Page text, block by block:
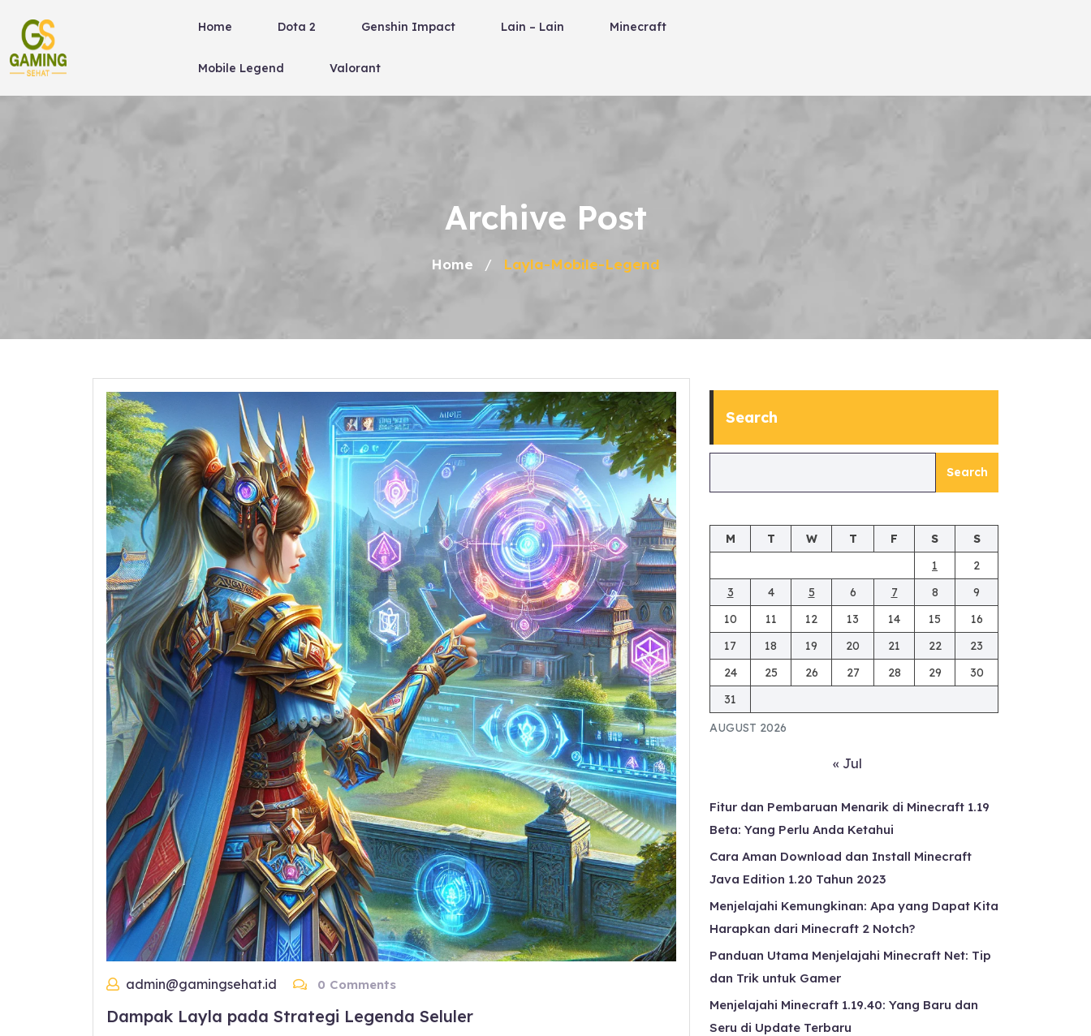
content
Home Dota 2 Genshin Impact Lain – Lain Minecraft
Mobile Legend Valorant
Archive Post
Home / Layla-Mobile-Legend
admin@gamingsehat.id 0 Comments
Dampak Layla pada Strategi Legenda Seluler
Search
Search
AUGUST 2026
M T W T F S
S
1
2
3
4 5 6 7 8
9
10
11 12 13 14 15
16
17
18 19 20 21 22
23
24
25 26 27 28 29
30
31
« Jul
Fitur dan Pembaruan Menarik di Minecraft 1.19
Beta: Yang Perlu Anda Ketahui
Cara Aman Download dan Install Minecraft
Java Edition 1.20 Tahun 2023
Menjelajahi Kemungkinan: Apa yang Dapat Kita
Harapkan dari Minecraft 2 Notch?
Panduan Utama Menjelajahi Minecraft Net: Tip
dan Trik untuk Gamer
Menjelajahi Minecraft 1.19.40: Yang Baru dan
Seru di Update Terbaru